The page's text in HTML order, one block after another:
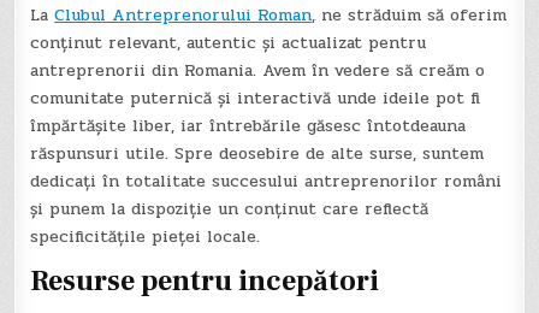
LaClubul Antreprenorului Roman, ne străduim să oferim
conținut relevant, autentic și actualizat pentru
antreprenorii din Romania. Avem în vedere să creăm o
comunitate puternică și interactivă unde ideile pot fi
împărtășite liber, iar întrebările găsesc întotdeauna
răspunsuri utile. Spre deosebire de alte surse, suntem
dedicați în totalitate succesului antreprenorilor români
și punem la dispoziție un conținut care reflectă
specificitățile pieței locale.
Resurse pentru incepători